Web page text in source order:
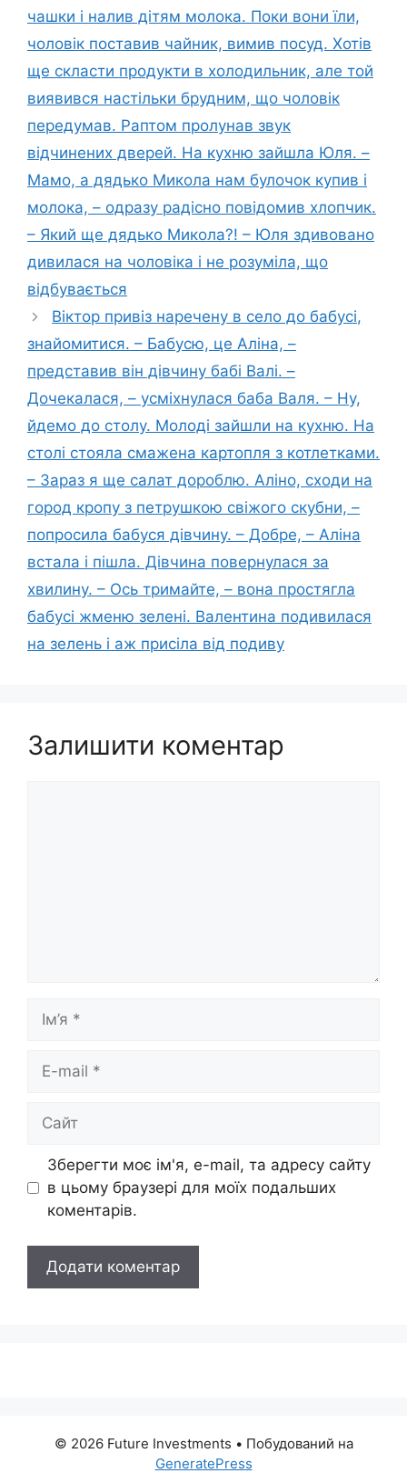
чашки і налив дітям молока. Поки вони їли,
чоловік поставив чайник, вимив посуд. Хотів
ще скласти продукти в холодильник, але той
виявився настільки брудним, що чоловік
передумав. Раптом пролунав звук
відчинених дверей. На кухню зайшла Юля. –
Мамо, а дядько Микола нам булочок купив і
молока, – одразу радісно повідомив хлопчик.
– Який ще дядько Микола?! – Юля здивовано
дивилася на чоловіка і не розуміла, що
відбувається
Віктор привіз наречену в село до бабусі,
знайомитися. – Бабусю, це Аліна, –
представив він дівчину бабі Валі. –
Дочекалася, – усміхнулася баба Валя. – Ну,
йдемо до столу. Молоді зайшли на кухню. На
столі стояла смажена картопля з котлетками.
– Зараз я ще салат дороблю. Аліно, сходи на
город кропу з петрушкою свіжого скубни, –
попросила бабуся дівчину. – Добре, – Аліна
встала і пішла. Дівчина повернулася за
хвилину. – Ось тримайте, – вона простягла
бабусі жменю зелені. Валентина подивилася
на зелень і аж присіла від подиву
Залишити коментар
Ім’я
Сайт
Зберегти моє ім'я, e-mail, та адресу сайту
в цьому браузері для моїх подальших
коментарів.
© 2026 Future Investments • Побудований на
GeneratePress